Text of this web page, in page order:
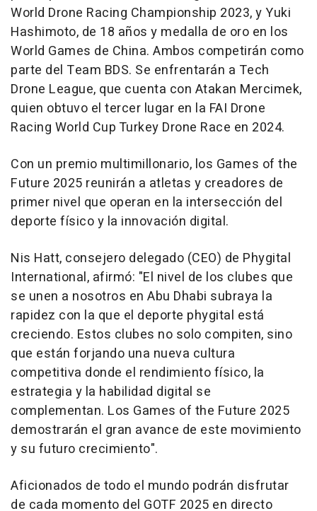
World Drone Racing Championship 2023, yYuki
Hashimoto, de 18 años y medalla de oro en los
World Games de China. Ambos competirán como
parte del Team BDS. Se enfrentarán a Tech
Drone League, que cuenta con Atakan Mercimek,
quien obtuvo el tercer lugar en la FAI Drone
Racing World Cup Turkey Drone Race en 2024.
Con un premio multimillonario, los Games of the
Future 2025 reunirán a atletas y creadores de
primer nivel que operan en la intersección del
deporte físico y la innovación digital.
Nis Hatt, consejero delegado (CEO) de Phygital
International, afirmó: "El nivel de los clubes que
se unen a nosotros en Abu Dhabi subraya la
rapidez con la que el deporte phygital está
creciendo. Estos clubes no solo compiten, sino
que están forjando una nueva cultura
competitiva donde el rendimiento físico, la
estrategia y la habilidad digital se
complementan. Los Games of the Future 2025
demostrarán el gran avance de este movimiento
y su futuro crecimiento".
Aficionados de todo el mundo podrán disfrutar
de cada momento del GOTF 2025 en directo